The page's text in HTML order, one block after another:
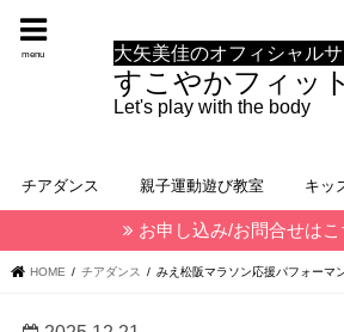
大矢美佳のオフィシャルサ
すこやかフィッ
Let's play with the body
menu
チアダンス 親子運動遊び教室 キッ
お申し込み/お問合せはこ
HOME チアダンス みえ松阪マラソン応援パフォーマ